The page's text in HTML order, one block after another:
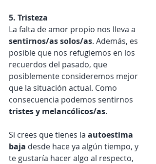
5. Tristeza
La falta de amor propio nos lleva a
sentirnos/as solos/as. Además, es
posible que nos refugiemos en los
recuerdos del pasado, que
posiblemente consideremos mejor
que la situación actual. Como
consecuencia podemos sentirnos
tristes y melancólicos/as.
Si crees que tienes la autoestima
baja desde hace ya algún tiempo, y
te gustaría hacer algo al respecto,